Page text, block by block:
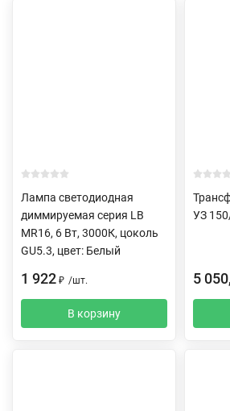
Лампа светодиодная
диммируемая серия LB
MR16, 6 Вт, 3000К, цоколь
GU5.3, цвет: Белый
1 922 ₽ /шт.
В корзину
УЗ
5